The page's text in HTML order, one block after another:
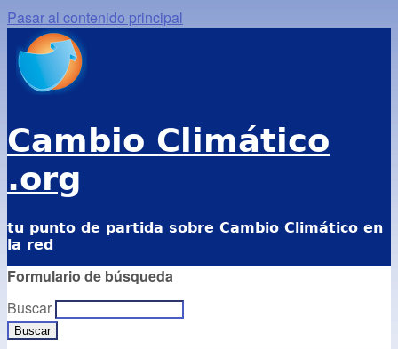
Pasar al contenido principal
Cambio Climático
.org
tu punto de partida sobre Cambio Climático en
la red
Formulario de búsqueda
Buscar